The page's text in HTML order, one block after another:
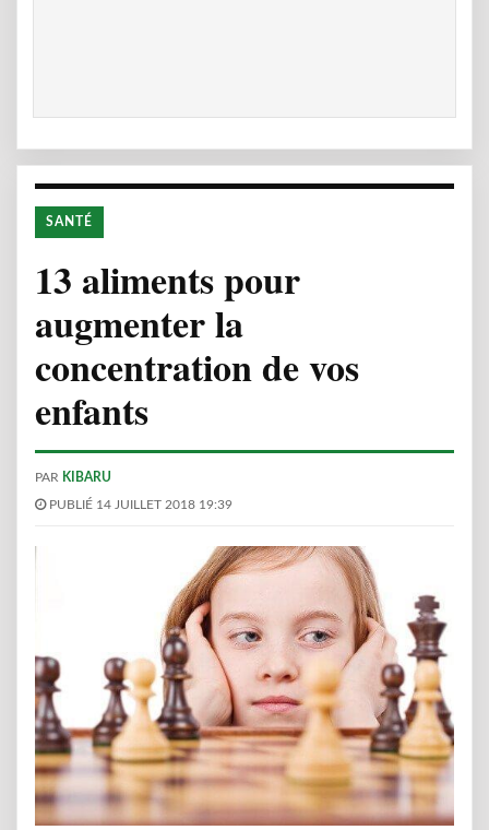
SANTÉ
13 aliments pour
augmenter la
concentration de vos
enfants
PAR KIBARU
PUBLIÉ 14 JUILLET 2018 19:39